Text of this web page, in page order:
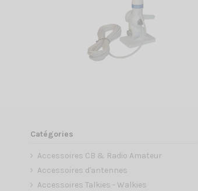
Catégories
Accessoires CB & Radio Amateur
Accessoires d'antennes
Accessoires Talkies - Walkies